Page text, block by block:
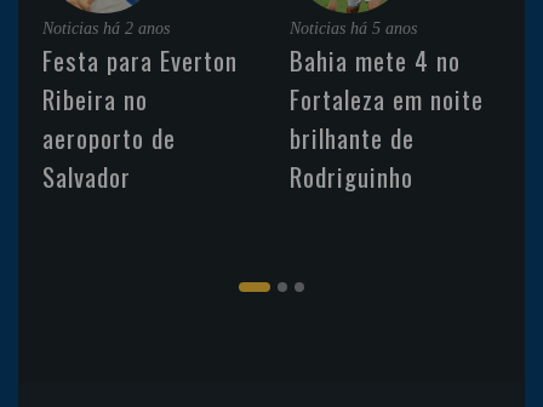
Noticias há 2 anos
Festa para Everton
Ribeira no
aeroporto de
Salvador
Noticias há 5 anos
Bahia mete 4 no
Fortaleza em noite
brilhante de
Rodriguinho